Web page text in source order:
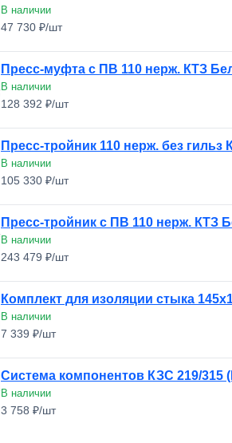
В наличии
47 730 ₽/шт
Пресс-муфта с ПВ 110 нерж. КТЗ
В наличии
128 392 ₽/шт
Пресс-тройник 110 нерж. без гильз
В наличии
105 330 ₽/шт
Пресс-тройник с ПВ 110 нерж. КТЗ
В наличии
243 479 ₽/шт
Комплект для изоляции стыка
В наличии
7 339 ₽/шт
Система компонентов КЗС 219/315
В наличии
3 758 ₽/шт